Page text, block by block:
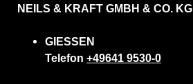
NEILS & KRAFT GMBH & CO. KG
GIESSEN
Telefon +49641 9530-0